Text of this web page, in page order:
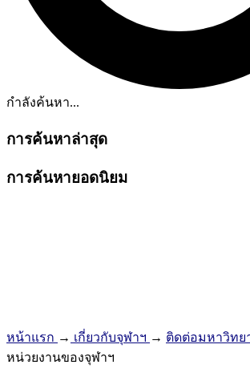
กำลังค้นหา...
การค้นหาล่าสุด
การค้นหายอดนิยม
หน้าแรก → เกี่ยวกับจุฬาฯ → ติดต่อมหาวิทย
หน่วยงานของจุฬาฯ